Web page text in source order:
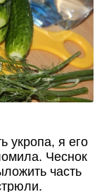
укропа, я его
Чеснок
часть